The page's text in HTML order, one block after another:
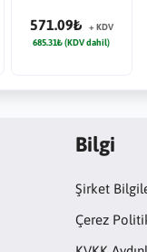
571.09₺
+ KDV
685.31₺ (KDV dahil)
Bilgi
Şirket
Çerez